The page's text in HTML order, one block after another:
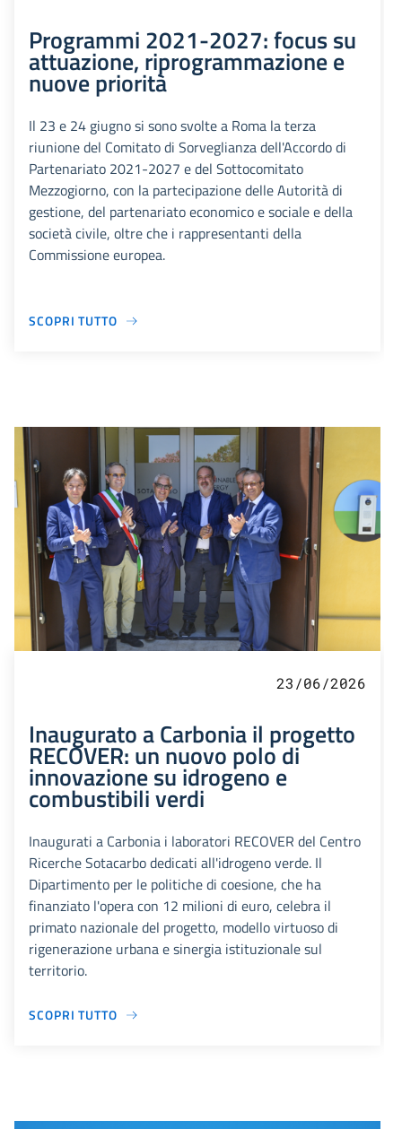
Programmi 2021-2027: focus su
attuazione, riprogrammazione e
nuove priorità
Il 23 e 24 giugno si sono svolte a Roma la terza
riunione del Comitato di Sorveglianza dell'Accordo di
Partenariato 2021-2027 e del Sottocomitato
Mezzogiorno, con la partecipazione delle Autorità di
gestione, del partenariato economico e sociale e della
società civile, oltre che i rappresentanti della
Commissione europea.
SCOPRI TUTTO
23/06/2026
Inaugurato a Carbonia il progetto
RECOVER: un nuovo polo di
innovazione su idrogeno e
combustibili verdi
Inaugurati a Carbonia i laboratori RECOVER del Centro
Ricerche Sotacarbo dedicati all'idrogeno verde. Il
Dipartimento per le politiche di coesione, che ha
finanziato l'opera con 12 milioni di euro, celebra il
primato nazionale del progetto, modello virtuoso di
rigenerazione urbana e sinergia istituzionale sul
territorio.
SCOPRI TUTTO